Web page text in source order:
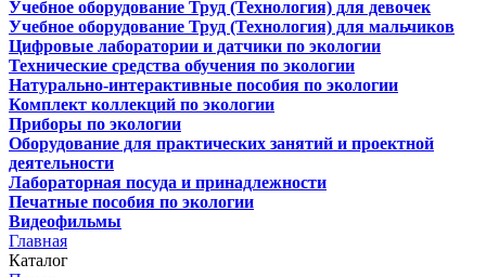
Учебное оборудование Труд (Технология) для девочек
Учебное оборудование Труд (Технология) для мальчиков
Цифровые лаборатории и датчики по экологии
Технические средства обучения по экологии
Натурально-интерактивные пособия по экологии
Комплект коллекций по экологии
Приборы по экологии
Оборудование для практических занятий и проектной
деятельности
Лабораторная посуда и принадлежности
Печатные пособия по экологии
Видеофильмы
Главная
Каталог